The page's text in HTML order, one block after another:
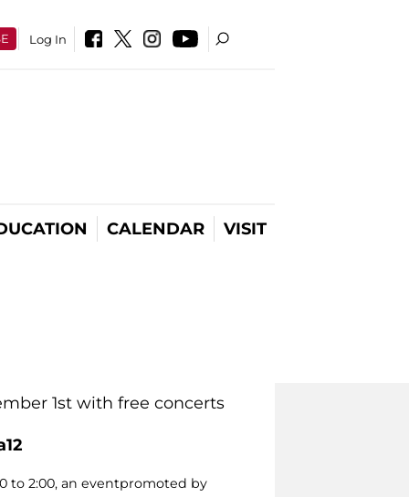
Log In
CALENDAR VISIT
1st with free concerts
to 2:00, an eventpromoted by